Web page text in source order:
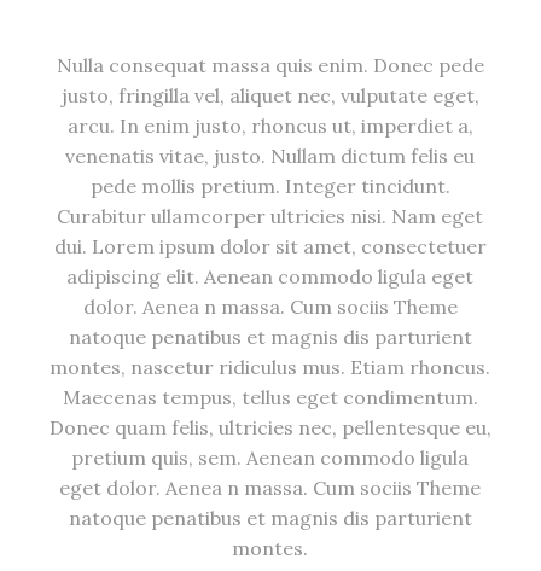
Nulla consequat massa quis enim. Donec pede
justo, fringilla vel, aliquet nec, vulputate eget,
arcu. In enim justo, rhoncus ut, imperdiet a,
venenatis vitae, justo. Nullam dictum felis eu
pede mollis pretium. Integer tincidunt.
Curabitur ullamcorper ultricies nisi. Nam eget
dui. Lorem ipsum dolor sit amet, consectetuer
adipiscing elit. Aenean commodo ligula eget
dolor. Aenea n massa. Cum sociis Theme
natoque penatibus et magnis dis parturient
montes, nascetur ridiculus mus. Etiam rhoncus.
Maecenas tempus, tellus eget condimentum.
Donec quam felis, ultricies nec, pellentesque eu,
pretium quis, sem. Aenean commodo ligula
eget dolor. Aenea n massa. Cum sociis Theme
natoque penatibus et magnis dis parturient
montes.